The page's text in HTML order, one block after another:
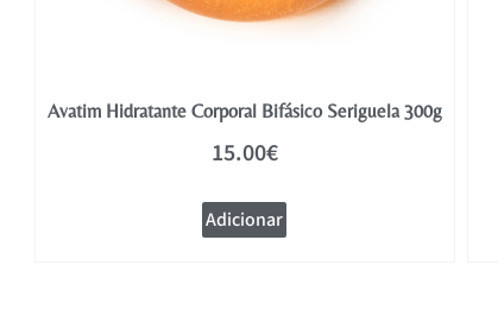
Avatim Hidratante Corporal Bifásico Seriguela 300g
15.00€
Adicionar